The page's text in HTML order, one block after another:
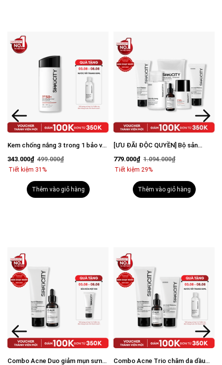
Kem chống nắng 3 trong 1 bảo vệ
với SPF 50+ PA++++
343.000₫ 499.000₫
Tiết kiệm 31%
Thêm vào giỏ hàng
[ƯU ĐÃI ĐỘC QUYỀN] Bộ sản
cho nam
779.000₫ 1.094.000₫
Tiết kiệm 29%
Thêm vào giỏ hàng
Combo Acne Duo giảm mụn sưng
Combo Acne Trio chăm da dầu